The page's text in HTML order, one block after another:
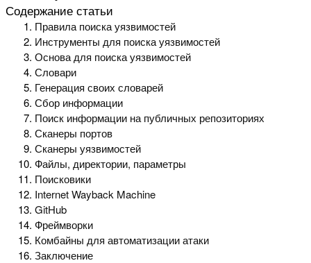
Содержание статьи
Правила поиска уязвимостей
Инструменты для поиска уязвимостей
Основа для поиска уязвимостей
Словари
Генерация своих словарей
Сбор информации
Поиск информации на публичных репозиториях
Сканеры портов
Сканеры уязвимостей
Файлы, директории, параметры
Поисковики
Internet Wayback Machine
GitHub
Фреймворки
Комбайны для автоматизации атаки
Заключение